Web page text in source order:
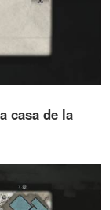
casa de la